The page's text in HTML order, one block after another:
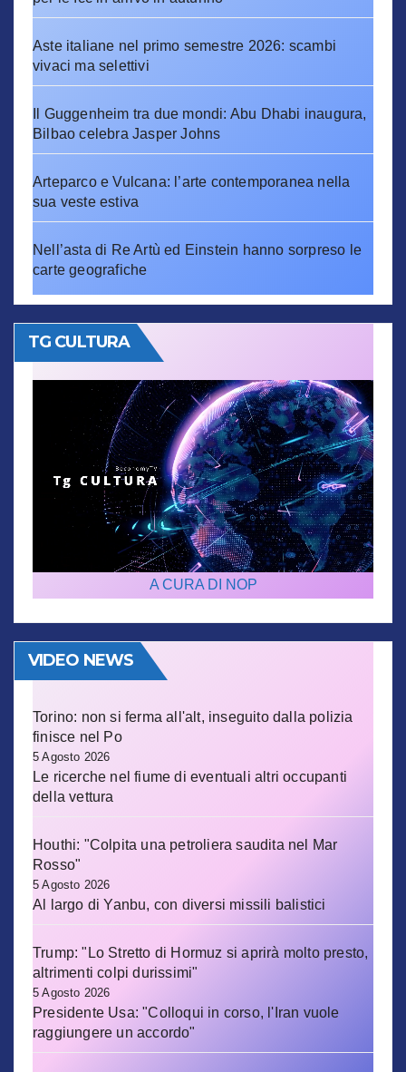
Aste italiane nel primo semestre 2026: scambi
vivaci ma selettivi
Il Guggenheim tra due mondi: Abu Dhabi inaugura,
Bilbao celebra Jasper Johns
Arteparco e Vulcana: l’arte contemporanea nella
sua veste estiva
Nell’asta di Re Artù ed Einstein hanno sorpreso le
carte geografiche
TG CULTURA
A CURA DI NOP
VIDEO NEWS
Torino: non si ferma all'alt, inseguito dalla polizia
finisce nel Po
5 Agosto 2026
Le ricerche nel fiume di eventuali altri occupanti
della vettura
Houthi: "Colpita una petroliera saudita nel Mar
Rosso"
5 Agosto 2026
Al largo di Yanbu, con diversi missili balistici
Trump: "Lo Stretto di Hormuz si aprirà molto presto,
altrimenti colpi durissimi"
5 Agosto 2026
Presidente Usa: "Colloqui in corso, l'Iran vuole
raggiungere un accordo"